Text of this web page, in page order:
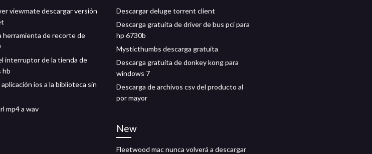
viewmate descargar versión
herramienta de recorte de
interruptor de la tienda de
hb
ios a la biblioteca sin
mp4 a wav
Descargar deluge torrent client
Descarga gratuita de driver de bus pci para
hp 6730b
Mysticthumbs descarga gratuita
Descarga gratuita de donkey kong para
windows 7
Descarga de archivos csv del producto al
por mayor
New
Fleetwood mac nunca volverá a descargar